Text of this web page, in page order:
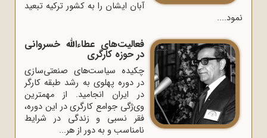
آبان ایشان را به کشور ترکیه تبعید
نمود....
فعالیت‌های عطاءالله خسروانی
در حوزه کارگری
چکیده سیاست‌های صنعتی‌سازی
در دوره پهلوی به رشد طبقه کارگر
در ایران انجامید. از مهمترین
وی‌‌‌ژگی جوامع کارگری در این دوره،
فقر نسبی و زندگی در شرایط
نامناسب و به دور از هر...